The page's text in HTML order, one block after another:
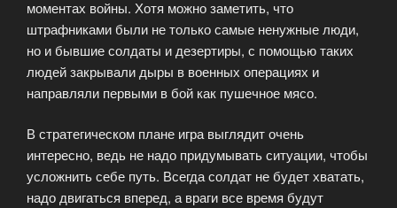
моментах войны. Хотя можно заметить, что
штрафниками были не только самые ненужные люди,
но и бывшие солдаты и дезертиры, с помощью таких
людей закрывали дыры в военных операциях и
направляли первыми в бой как пушечное мясо.
В стратегическом плане игра выглядит очень
интересно, ведь не надо придумывать ситуации, чтобы
усложнить себе путь. Всегда солдат не будет хватать,
надо двигаться вперед, а враги все время будут